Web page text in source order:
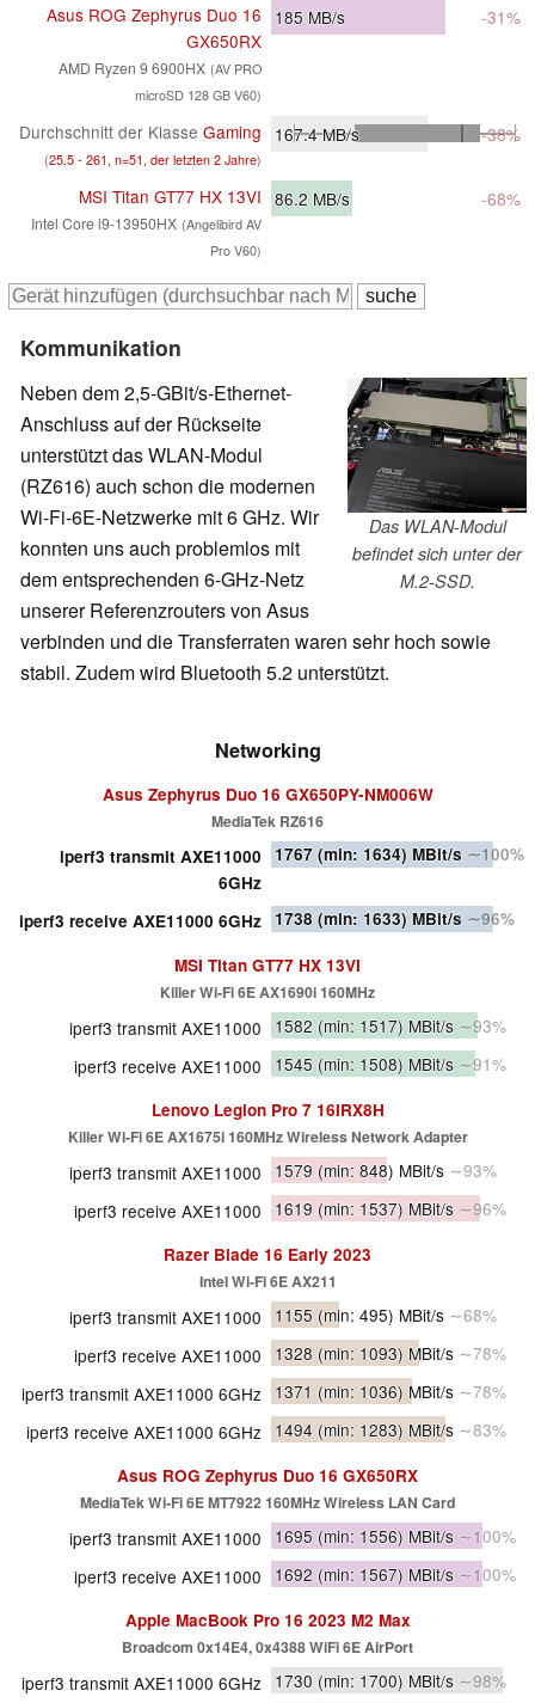
Asus ROG Zephyrus Duo 16
GX650RX
AMD Ryzen 9 6900HX (AV PRO
microSD 128 GB V60)
185 MB/s -31%
Durchschnitt der Klasse Gaming
(25.5 - 261, n=51, der letzten 2 Jahre)
167.4MB/s -38%
MSI Titan GT77 HX 13VI
Intel Core i9-13950HX (Angelibird AV
Pro V60)
86.2 MB/s -68%
Kommunikation
Das WLAN-Modul
befindet sich unter der
M.2-SSD.
Neben dem 2,5-GBit/s-Ethernet-
Anschluss auf der Rückseite
unterstützt das WLAN-Modul
(RZ616) auch schon die modernen
Wi-Fi-6E-Netzwerke mit 6 GHz. Wir
konnten uns auch problemlos mit
dem entsprechenden 6-GHz-Netz
unserer Referenzrouters von Asus
verbinden und die Transferraten waren sehr hoch sowie
stabil. Zudem wird Bluetooth 5.2 unterstützt.
Networking
Asus Zephyrus Duo 16 GX650PY-NM006W
MediaTek RZ616
iperf3 transmit AXE11000
6GHz
1767 (min: 1634) MBit/s ∼100%
iperf3 receive AXE11000 6GHz 1738 (min: 1633) MBit/s ∼96%
MSI Titan GT77 HX 13VI
Killer Wi-Fi 6E AX1690i 160MHz
iperf3 transmit AXE11000 1582 (min: 1517) MBit/s ∼93%
iperf3 receive AXE11000
1545 (min: 1508) MBit/s ∼91%
Lenovo Legion Pro 7 16IRX8H
Killer Wi-Fi 6E AX1675i 160MHz Wireless Network Adapter
iperf3 transmit AXE11000 1579 (min: 848) MBit/s ∼93%
iperf3 receive AXE11000
1619 (min: 1537) MBit/s ∼96%
Razer Blade 16 Early 2023
Intel Wi-Fi 6E AX211
iperf3 transmit AXE11000 1155 (min: 495) MBit/s ∼68%
iperf3 receive AXE11000
1328 (min: 1093) MBit/s ∼78%
iperf3 transmit AXE11000 6GHz 1371 (min: 1036) MBit/s ∼78%
iperf3 receive AXE11000 6GHz 1494 (min: 1283) MBit/s ∼83%
Asus ROG Zephyrus Duo 16 GX650RX
MediaTek Wi-Fi 6E MT7922 160MHz Wireless LAN Card
iperf3 transmit AXE11000 1695 (min: 1556) MBit/s ∼100%
iperf3 receive AXE11000
1692 (min: 1567) MBit/s ∼100%
Apple MacBook Pro 16 2023 M2 Max
Broadcom 0x14E4, 0x4388 WiFi 6E AirPort
iperf3 transmit AXE11000 6GHz 1730 (min: 1700) MBit/s ∼98%